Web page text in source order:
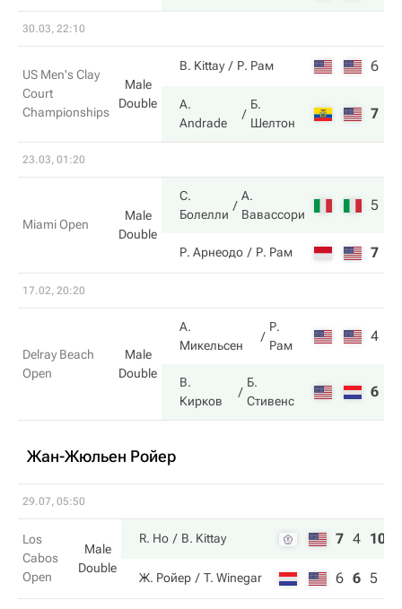
30.03, 22:10
US Men's Clay
Court
Championships
Male
Double
B. Kittay Р. Рам 6
A.
Andrade
Б.
Шелтон
7
23.03, 01:20
Miami Open
Male
Double
С.
Болелли
А.
Вавассори
5
Р. Арнеодо Р. Рам 7
17.02, 20:20
Delray Beach
Open
Male
Double
А.
Микельсен
Р.
Рам
4
В.
Кирков
Б.
Стивенс
6
Жан-Жюльен Ройер
29.07, 05:50
Los
Cabos
Open
Male
Double
R. Ho B. Kittay 7 4 10
Ж. Ройер T. Winegar 6 6 5